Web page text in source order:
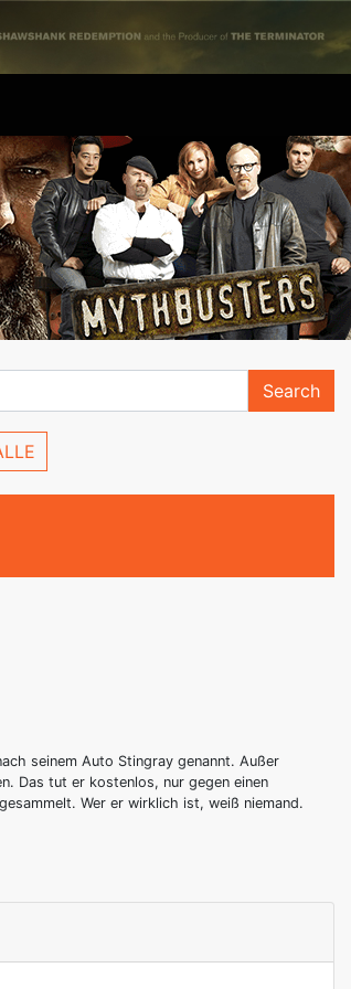
Search
seinem Auto Stingray genannt. Außer
Das tut er kostenlos, nur gegen einen
Wer er wirklich ist, weiß niemand.